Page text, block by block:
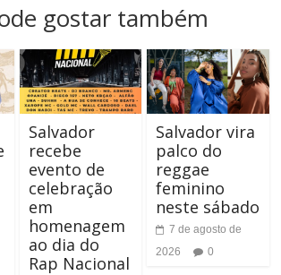
gostar também
Salvador
recebe
evento de
celebração
em
homenagem
ao dia do
Rap Nacional
Salvador vira
palco do
reggae
feminino
neste sábado
7 de agosto de
2026
0